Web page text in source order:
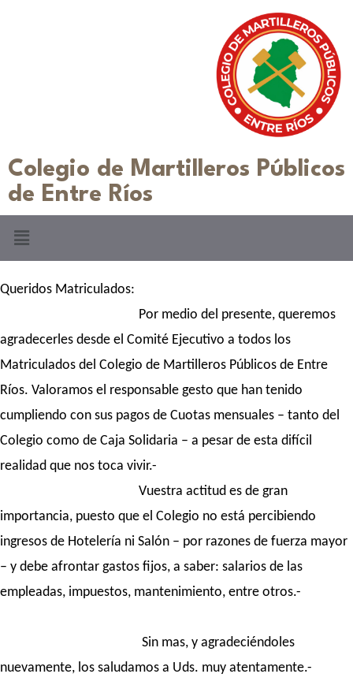
Colegio de Martilleros Públicos
de Entre Ríos
Queridos Matriculados:
Por medio del presente, queremos
agradecerles desde el Comité Ejecutivo a todos los
Matriculados del Colegio de Martilleros Públicos de Entre
Ríos. Valoramos el responsable gesto que han tenido
cumpliendo con sus pagos de Cuotas mensuales – tanto del
Colegio como de Caja Solidaria – a pesar de esta difícil
realidad que nos toca vivir.-
Vuestra actitud es de gran
importancia, puesto que el Colegio no está percibiendo
ingresos de Hotelería ni Salón – por razones de fuerza mayor
– y debe afrontar gastos fijos, a saber: salarios de las
empleadas, impuestos, mantenimiento, entre otros.-
Sin mas, y agradeciéndoles
nuevamente, los saludamos a Uds. muy atentamente.-